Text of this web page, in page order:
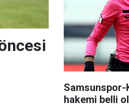
Samsunspor-
hakemi belli